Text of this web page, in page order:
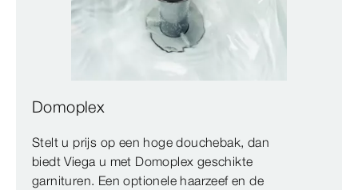
Domoplex
Stelt u prijs op een hoge douchebak, dan
biedt Viega u met Domoplex geschikte
garnituren. Een optionele haarzeef en de